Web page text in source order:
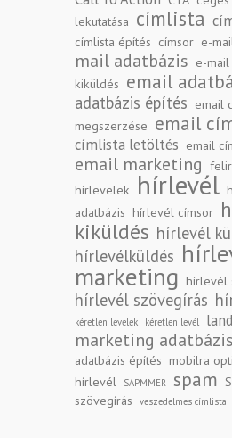
lekutatása címlista
címlista építés címsor e-
mail adatbázis e-
kiküldés email
adatbázis építés email
megszerzése email
címlista letöltés email
email marketing
hírlevelek
hírlevél
adatbázis hírlevél címsor
kiküldés hírlevél
hírlevélküldés
marketing hírlevél
hírlevél szövegírás
kéretlen levelek kéretlen levél
marketing adatbázis
adatbázis építés mobilra
hírlevél
SAPMMER spam
szövegírás
veszedelmes címlista